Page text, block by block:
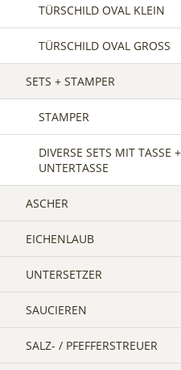
TÜRSCHILD OVAL KLEIN
TÜRSCHILD OVAL GROSS
SETS + STAMPER
STAMPER
DIVERSE SETS MIT TASSE +
UNTERTASSE
ASCHER
EICHENLAUB
UNTERSETZER
SAUCIEREN
SALZ- / PFEFFERSTREUER